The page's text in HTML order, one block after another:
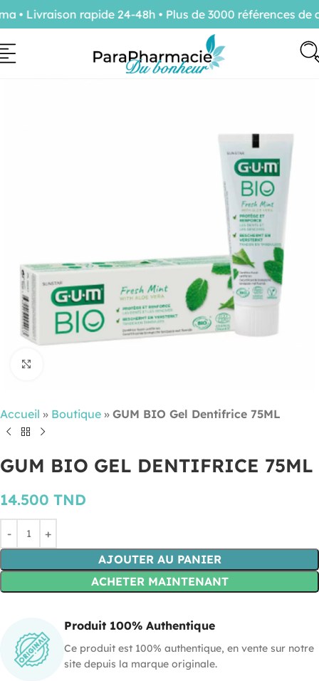
Accueil » Boutique » GUM BIO Gel Dentifrice 75ML
GUM BIO GEL DENTIFRICE 75ML
14.500 TND
AJOUTER AU PANIER
ACHETER MAINTENANT
Produit 100% Authentique
Ce produit est 100% authentique, en vente sur notre
site depuis la marque originale.
Livraison rapide 24-48h • Plus de 3000 références de